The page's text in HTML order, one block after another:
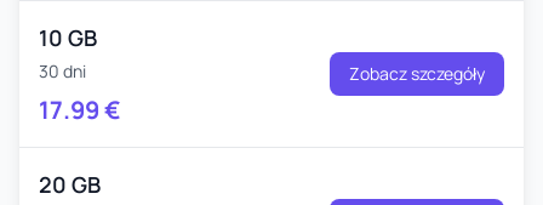
10 GB
30 dni
17.99€
Zobacz szczegóły
20 GB